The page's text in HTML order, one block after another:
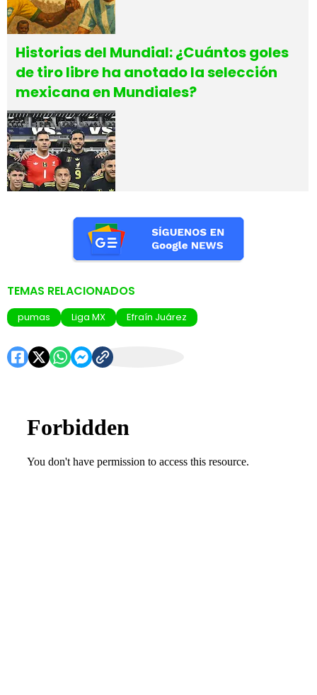
Historias del Mundial: ¿Cuántos goles
de tiro libre ha anotado la selección
mexicana en Mundiales?
TEMAS RELACIONADOS
pumas Liga MX Efraín Juárez